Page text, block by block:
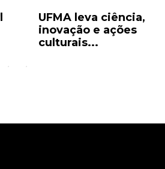
UFMA leva ciência,
inovação e ações
culturais...